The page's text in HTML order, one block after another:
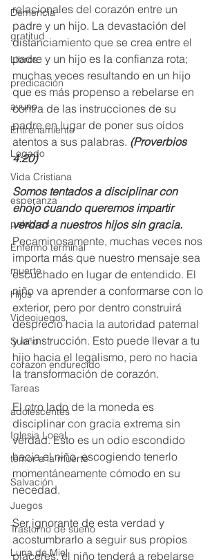
Demencia
gratitud
Libros
predicación
ayuno
Entrenamiento
Legado
Vida Cristiana
esperanza
palabras
Enfermo terminal
muerte
Hijos
Videojuegos
Sueño
corazon endurecido
Tareas
adolescentes
Iglesia Local
temor a la muerte
Salvación
Juegos
Trastorno de sueño
Luna de Miel
relacionales del corazón entre un
padre y un hijo. La devastación del
distanciamiento que se crea entre el
padre y un hijo es la confianza rota;
muchas veces resultando en un hijo
que es más propenso a rebelarse en
contra de las instrucciones de su
padre en lugar de poner sus oídos
atentos a sus palabras. (Proverbios
4:20)
Somos tentados a disciplinar con
enojo cuando queremos impartir
verdad a nuestros hijos sin gracia.
Pecaminosamente, muchas veces nos
importa más que nuestro mensaje sea
escuchado en lugar de entendido. El
niño va aprender a conformarse con lo
exterior, pero por dentro construirá
desprecio hacia la autoridad paternal
y la instrucción. Esto puede llevar a tu
hijo hacia el legalismo, pero no hacia
la transformación de corazón.
El otro lado de la moneda es
disciplinar con gracia extrema sin
verdad. Esto es un odio escondido
hacia el niño, escogiendo tenerlo
momentáneamente cómodo en su
necedad.
Ser ignorante de esta verdad y
acostumbrarlo a seguir sus propios
placeres, el niño tenderá a rebelarse